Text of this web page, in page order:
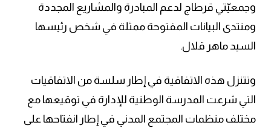
وجمعيّتي قرطاج لدعم المبادرة والمشاريع المجددة
ومنتدى البيانات المفتوحة ممثلة في شخص رئيسها
السيد ماهر قلال.
وتتنزل هذه الاتفاقية في إطار سلسة من الاتفاقيات
التي شرعت المدرسة الوطنية للإدارة في توقيعها مع
مختلف منظمات المجتمع المدني في إطار انفتاحها على